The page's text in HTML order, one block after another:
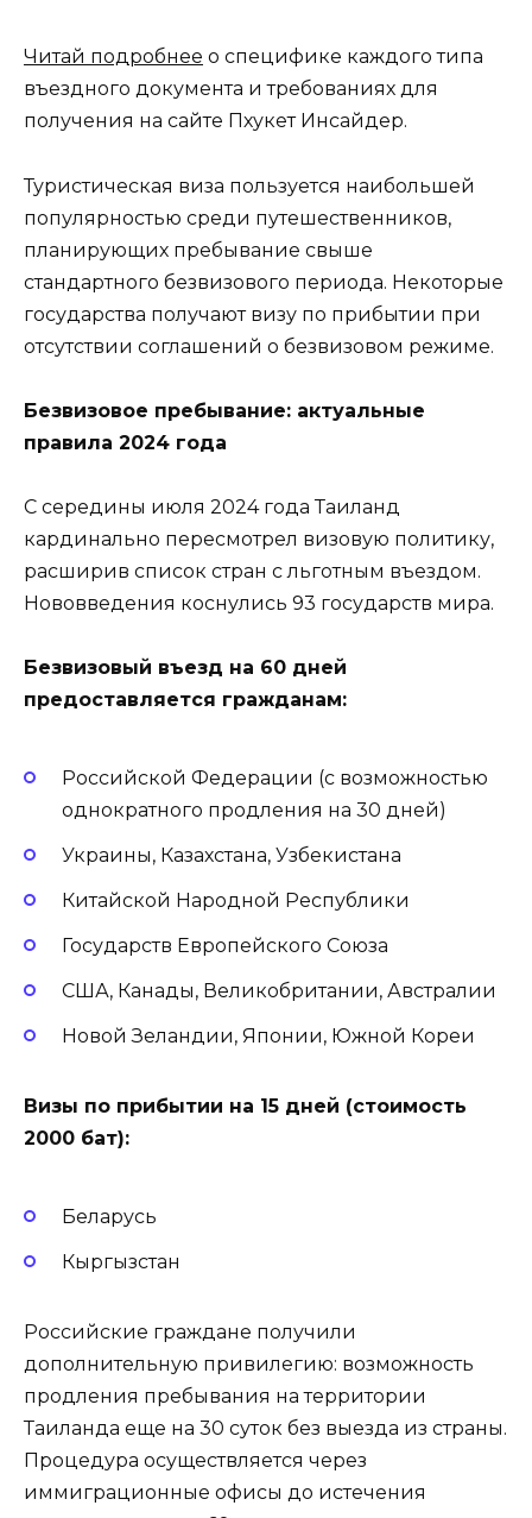
Читай подробнее о специфике каждого типа
въездного документа и требованиях для
получения на сайте Пхукет Инсайдер.
Туристическая виза пользуется наибольшей
популярностью среди путешественников,
планирующих пребывание свыше
стандартного безвизового периода. Некоторые
государства получают визу по прибытии при
отсутствии соглашений о безвизовом режиме.
Безвизовое пребывание: актуальные
правила 2024 года
С середины июля 2024 года Таиланд
кардинально пересмотрел визовую политику,
расширив список стран с льготным въездом.
Нововведения коснулись 93 государств мира.
Безвизовый въезд на 60 дней
предоставляется гражданам:
Российской Федерации (с возможностью
однократного продления на 30 дней)
Украины, Казахстана, Узбекистана
Китайской Народной Республики
Государств Европейского Союза
США, Канады, Великобритании, Австралии
Новой Зеландии, Японии, Южной Кореи
Визы по прибытии на 15 дней (стоимость
2000 бат):
Беларусь
Кыргызстан
Российские граждане получили
дополнительную привилегию: возможность
продления пребывания на территории
Таиланда еще на 30 суток без выезда из страны.
Процедура осуществляется через
иммиграционные офисы до истечения